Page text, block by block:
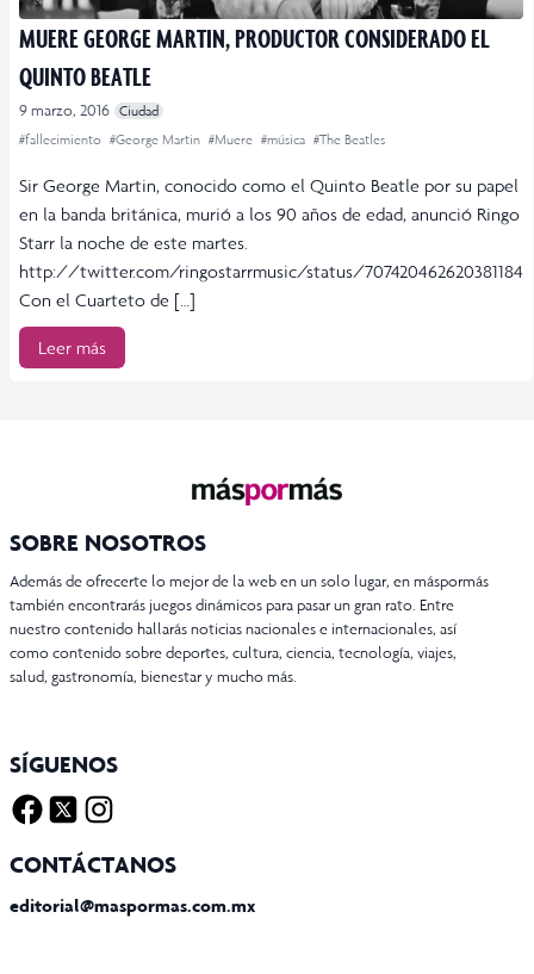
MUERE GEORGE MARTIN, PRODUCTOR CONSIDERADO EL
QUINTO BEATLE
9 marzo, 2016 Ciudad
#fallecimiento #George Martin #Muere #música #The Beatles
Sir George Martin, conocido como el Quinto Beatle por su papel
en la banda británica, murió a los 90 años de edad, anunció Ringo
Starr la noche de este martes.
http://twitter.com/ringostarrmusic/status/707420462620381184
Con el Cuarteto de […]
Leer más
SOBRE NOSOTROS
Además de ofrecerte lo mejor de la web en un solo lugar, en máspormás
también encontrarás juegos dinámicos para pasar un gran rato. Entre
nuestro contenido hallarás noticias nacionales e internacionales, así
como contenido sobre deportes, cultura, ciencia, tecnología, viajes,
salud, gastronomía, bienestar y mucho más.
SÍGUENOS
CONTÁCTANOS
editorial@maspormas.com.mx